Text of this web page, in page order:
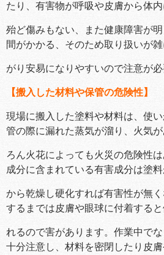
たり、有害物が呼吸や皮膚から体
殆ど傷みもない、また健康障害が
間がかかる、そのため取り扱いが
がり安易になりやすいので注意が必
【搬入した材料や保管の危険性】
現場に搬入した塗料や材料は、使
管の際に漏れた蒸気が溜り、火気
ろん火花によっても火災の危険性
成分に含まれている有害成分は塗
から乾燥し硬化すれば有害性が無
するまでは皮膚や眼球に付着する
れるので害があります。作業中で
十分注意し、材料を密閉したり皮